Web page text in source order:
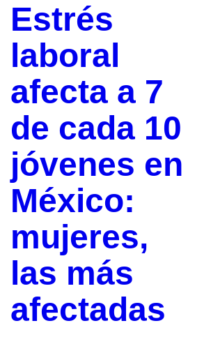
Estrés
laboral
afecta a 7
de cada 10
jóvenes en
México:
mujeres,
las más
afectadas